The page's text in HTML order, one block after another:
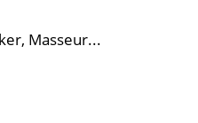
Masseur...